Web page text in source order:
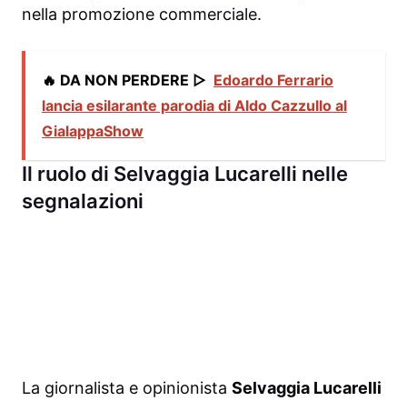
nella promozione commerciale.
🔥 DA NON PERDERE ▷ Edoardo Ferrario
lancia esilarante parodia di Aldo Cazzullo al
GialappaShow
Il ruolo di Selvaggia Lucarelli nelle
segnalazioni
La giornalista e opinionista Selvaggia Lucarelli